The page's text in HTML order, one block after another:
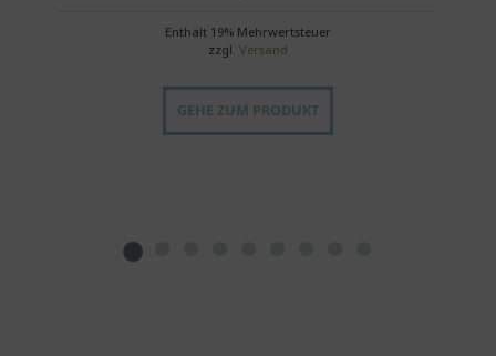
Enthält 19% Mehrwertsteuer
zzgl.Versand
GEHE ZUM PRODUKT